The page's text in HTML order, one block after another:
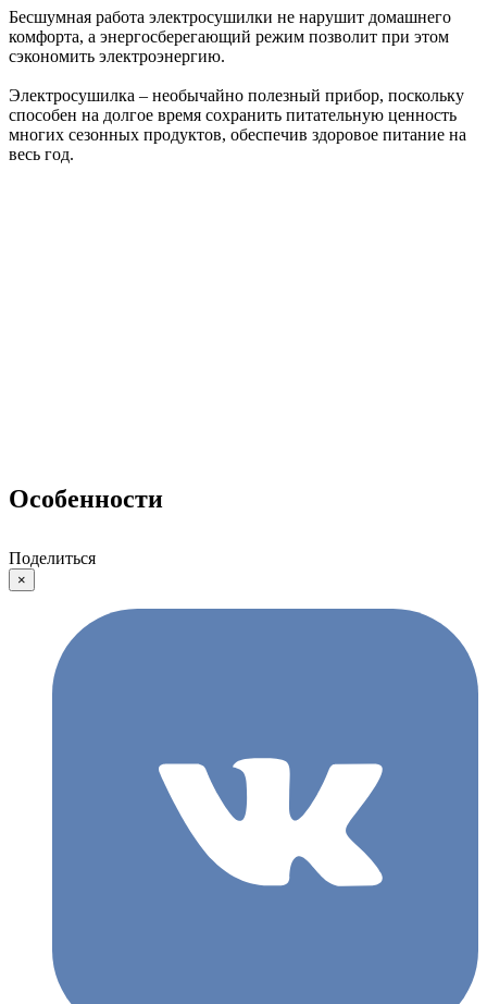
Бесшумная работа электросушилки не нарушит домашнего
комфорта, а энергосберегающий режим позволит при этом
сэкономить электроэнергию.
Электросушилка – необычайно полезный прибор, поскольку
способен на долгое время сохранить питательную ценность
многих сезонных продуктов, обеспечив здоровое питание на
весь год.
Особенности
Поделиться
×